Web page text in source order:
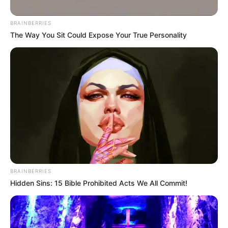
Posted
in
Friss hírek
Ilyet még nem láttál – Így
ünnepelte a kislánya
születésnapját Krausz Gábor…
ÍME a fotók
December 30, 2025
BRAINBERRIES
The Way You Sit Could Expose Your True Personality
BRAINBERRIES
Hidden Sins: 15 Bible Prohibited Acts We All Commit!